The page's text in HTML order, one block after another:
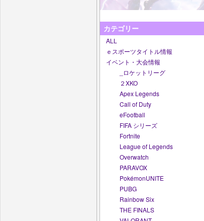
カテゴリー
ALL
ｅスポーツタイトル情報
イベント・大会情報
_ロケットリーグ
２XKO
Apex Legends
Call of Duty
eFootball
FIFA シリーズ
Fortnite
League of Legends
Overwatch
PARAVOX
PokémonUNITE
PUBG
Rainbow Six
THE FINALS